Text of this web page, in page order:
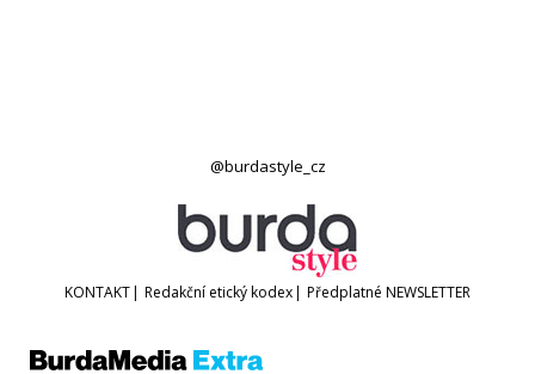
@burdastyle_cz
KONTAKT| Redakční etický kodex| Předplatné NEWSLETTER